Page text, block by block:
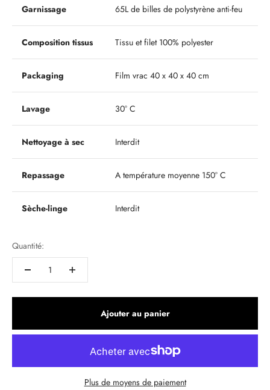
Garnissage 65L de billes de polystyrène anti-feu
Composition tissus Tissu et filet 100% polyester
Packaging Film vrac 40 x 40 x 40 cm
Lavage 30° C
Nettoyage à sec Interdit
Repassage A température moyenne 150° C
Sèche-linge Interdit
Quantité:
Ajouter au panier
Plus de moyens de paiement